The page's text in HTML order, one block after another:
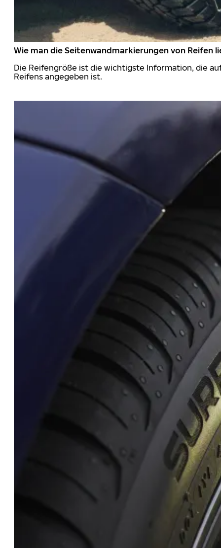
Wie man die Seitenwandmarkierungen von Reifen
Die Reifengröße ist die wichtigste Information, die
Reifens angegeben ist.